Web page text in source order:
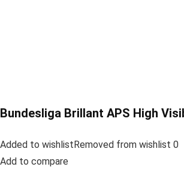
Bundesliga Brillant APS High
Added to wishlistRemoved from wishlist 0
Add to compare